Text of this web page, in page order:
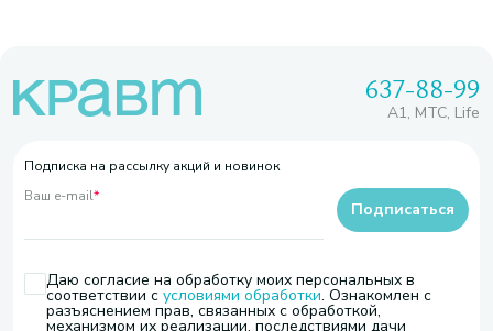
637-88-99
A1, МТС, Life
Подписка на рассылку акций и новинок
Ваш e-mail*
Даю согласие на обработку моих персональных в
соответствии с условиями обработки. Ознакомлен с
разъяснением прав, связанных с обработкой,
механизмом их реализации, последствиями дачи
Подписаться